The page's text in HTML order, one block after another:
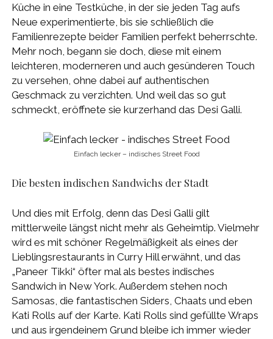
Küche in eine Testküche, in der sie jeden Tag aufs
Neue experimentierte, bis sie schließlich die
Familienrezepte beider Familien perfekt beherrschte.
Mehr noch, begann sie doch, diese mit einem
leichteren, moderneren und auch gesünderen Touch
zu versehen, ohne dabei auf authentischen
Geschmack zu verzichten. Und weil das so gut
schmeckt, eröffnete sie kurzerhand das Desi Galli.
Einfach lecker – indisches Street Food
Die besten indischen Sandwichs der Stadt
Und dies mit Erfolg, denn das Desi Galli gilt
mittlerweile längst nicht mehr als Geheimtip. Vielmehr
wird es mit schöner Regelmäßigkeit als eines der
Lieblingsrestaurants in Curry Hill erwähnt, und das
„Paneer Tikki“ öfter mal als bestes indisches
Sandwich in New York. Außerdem stehen noch
Samosas, die fantastischen Siders, Chaats und eben
Kati Rolls auf der Karte. Kati Rolls sind gefüllte Wraps
und aus irgendeinem Grund bleibe ich immer wieder